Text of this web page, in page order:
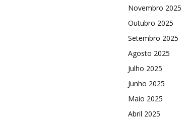
Novembro 2025
Outubro 2025
Setembro 2025
Agosto 2025
Julho 2025
Junho 2025
Maio 2025
Abril 2025